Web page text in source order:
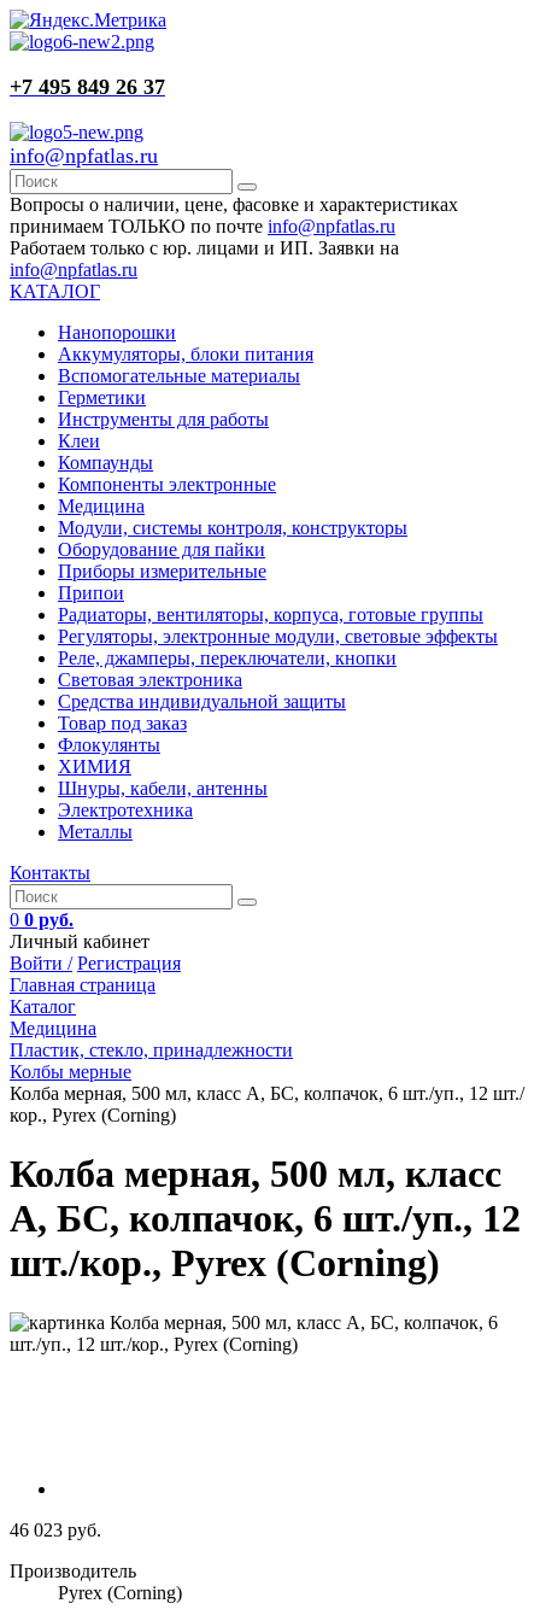
+7 495 849 26 37
info@npfatlas.ru
Вопросы о наличии, цене, фасовке и характеристиках
принимаем ТОЛЬКО по почте info@npfatlas.ru
Работаем только с юр. лицами и ИП. Заявки на
info@npfatlas.ru
КАТАЛОГ
Нанопорошки
Аккумуляторы, блоки питания
Вспомогательные материалы
Герметики
Инструменты для работы
Клеи
Компаунды
Компоненты электронные
Медицина
Модули, системы контроля, конструкторы
Оборудование для пайки
Приборы измерительные
Припои
Радиаторы, вентиляторы, корпуса, готовые группы
Регуляторы, электронные модули, световые эффекты
Реле, джамперы, переключатели, кнопки
Световая электроника
Средства индивидуальной защиты
Товар под заказ
Флокулянты
ХИМИЯ
Шнуры, кабели, антенны
Электротехника
Металлы
Контакты
0 0 руб.
Личный кабинет
Войти / Регистрация
Главная страница
Каталог
Медицина
Пластик, стекло, принадлежности
Колбы мерные
Колба мерная, 500 мл, класс А, БС, колпачок, 6 шт./уп., 12 шт./
кор., Pyrex (Corning)
Колба мерная, 500 мл, класс
А, БС, колпачок, 6 шт./уп., 12
шт./кор., Pyrex (Corning)
46 023 руб.
Производитель
Pyrex (Corning)